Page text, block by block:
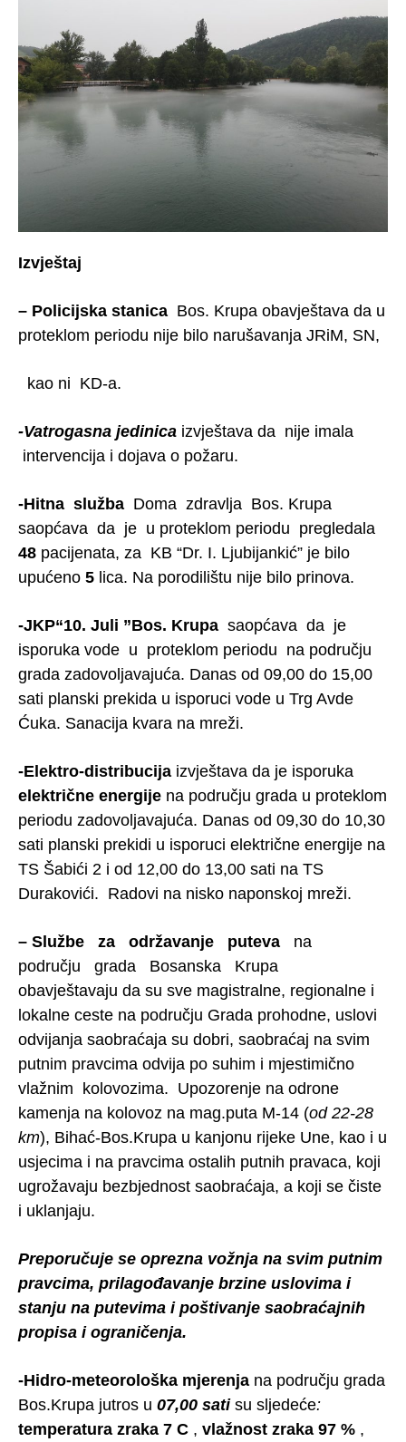
Izvještaj
– Policijska stanica Bos. Krupa obavještava da u
proteklom periodu nije bilo narušavanja JRiM, SN,
kao ni KD-a.
-Vatrogasna jedinica izvještava da nije imala
intervencija i dojava o požaru.
-Hitna služba Doma zdravlja Bos. Krupa
saopćava da je u proteklom periodu pregledala
48 pacijenata, za KB “Dr. I. Ljubijankić” je bilo
upućeno 5 lica. Na porodilištu nije bilo prinova.
-JKP“10. Juli ”Bos. Krupa saopćava da je
isporuka vode u proteklom periodu na području
grada zadovoljavajuća. Danas od 09,00 do 15,00
sati planski prekida u isporuci vode u Trg Avde
Ćuka. Sanacija kvara na mreži.
-Elektro-distribucija izvještava da je isporuka
električne energije na području grada u proteklom
periodu zadovoljavajuća. Danas od 09,30 do 10,30
sati planski prekidi u isporuci električne energije na
TS Šabići 2 i od 12,00 do 13,00 sati na TS
Durakovići. Radovi na nisko naponskoj mreži.
– Službe za održavanje puteva na
području grada Bosanska Krupa
obavještavaju da su sve magistralne, regionalne i
lokalne ceste na području Grada prohodne, uslovi
odvijanja saobraćaja su dobri, saobraćaj na svim
putnim pravcima odvija po suhim i mjestimično
vlažnim kolovozima. Upozorenje na odrone
kamenja na kolovoz na mag.puta M-14 (od 22-28
km), Bihać-Bos.Krupa u kanjonu rijeke Une, kao i u
usjecima i na pravcima ostalih putnih pravaca, koji
ugrožavaju bezbjednost saobraćaja, a koji se čiste
i uklanjaju.
Preporučuje se oprezna vožnja na svim putnim
pravcima, prilagođavanje brzine uslovima i
stanju na putevima i poštivanje saobraćajnih
propisa i ograničenja.
-Hidro-meteorološka mjerenja na području grada
Bos.Krupa jutros u 07,00 sati su sljedeće:
temperatura zraka 7 C , vlažnost zraka 97 % ,